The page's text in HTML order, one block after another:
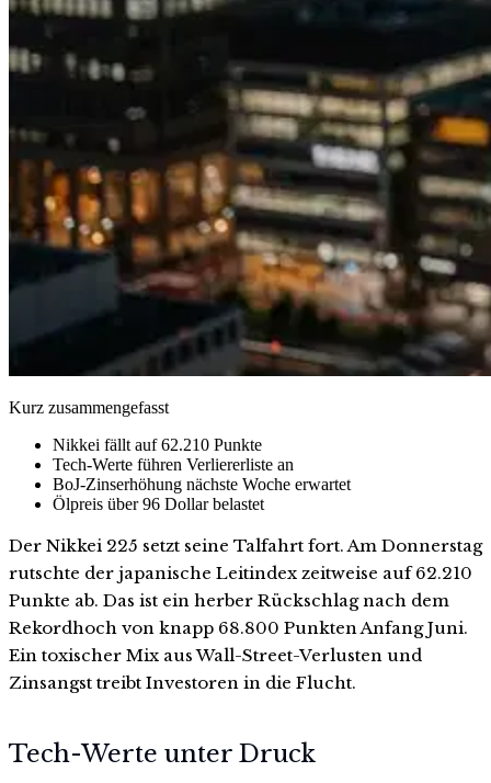
Kurz zusammengefasst
Nikkei fällt auf 62.210 Punkte
Tech-Werte führen Verliererliste an
BoJ-Zinserhöhung nächste Woche erwartet
Ölpreis über 96 Dollar belastet
Der Nikkei 225 setzt seine Talfahrt fort. Am Donnerstag
rutschte der japanische Leitindex zeitweise auf 62.210
Punkte ab. Das ist ein herber Rückschlag nach dem
Rekordhoch von knapp 68.800 Punkten Anfang Juni.
Ein toxischer Mix aus Wall-Street-Verlusten und
Zinsangst treibt Investoren in die Flucht.
Tech-Werte unter Druck